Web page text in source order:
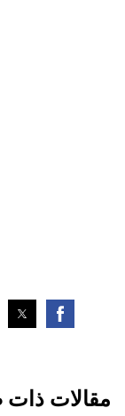
مقالات ذات